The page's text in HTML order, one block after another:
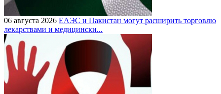
06 августа 2026 ЕАЭС и Пакистан могут расширить торговлю
лекарствами и медицински...